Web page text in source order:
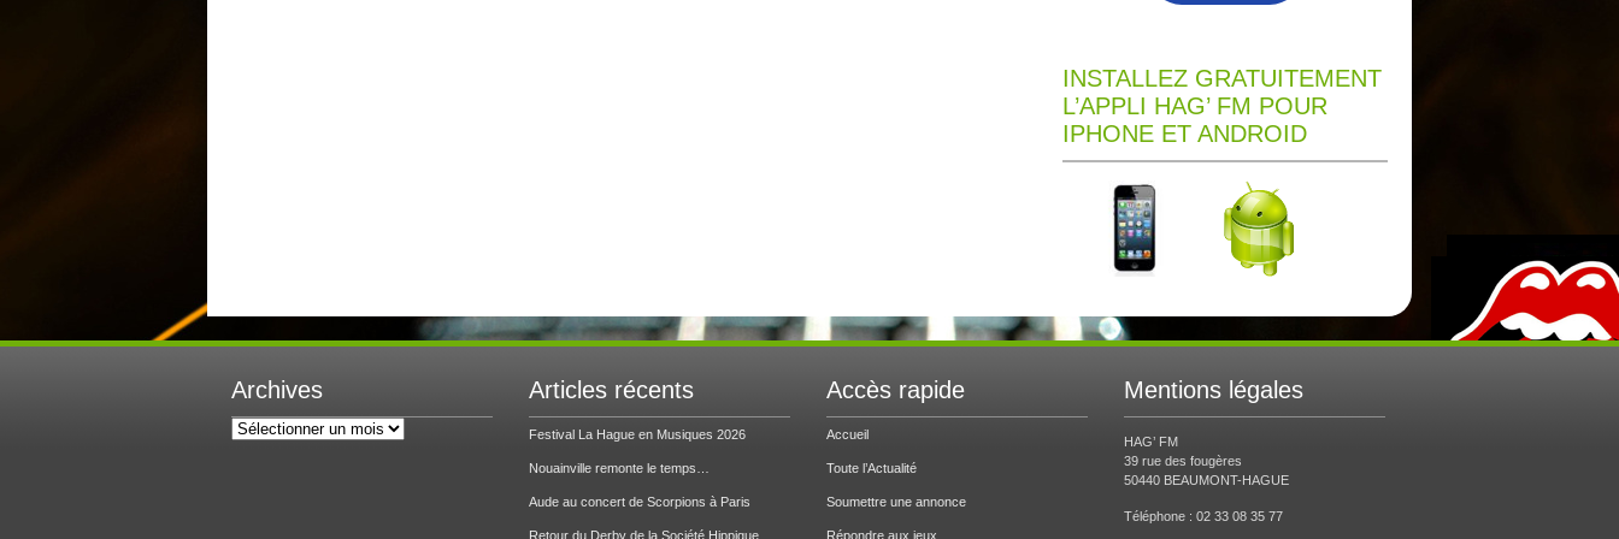
INSTALLEZ GRATUITEMENT
L’APPLI HAG’ FM POUR
IPHONE ET ANDROID
Archives
Archives
Articles récents
Festival La Hague en Musiques 2026
Nouainville remonte le temps…
Aude au concert de Scorpions à Paris
Retour du Derby de la Société Hippique
Accès rapide
Accueil
Toute l’Actualité
Soumettre une annonce
Répondre aux jeux
Mentions légales
HAG’ FM
39 rue des fougères
50440 BEAUMONT-HAGUE
Téléphone : 02 33 08 35 77